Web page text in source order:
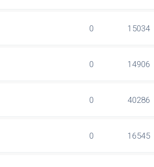
0 15034
0 14906
0 40286
0 16545